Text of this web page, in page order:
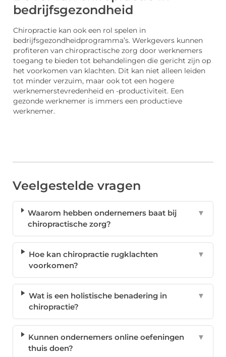
bedrijfsgezondheid
Chiropractie kan ook een rol spelen in
bedrijfsgezondheidprogramma’s. Werkgevers kunnen
profiteren van chiropractische zorg door werknemers
toegang te bieden tot behandelingen die gericht zijn op
het voorkomen van klachten. Dit kan niet alleen leiden
tot minder verzuim, maar ook tot een hogere
werknemerstevredenheid en -productiviteit. Een
gezonde werknemer is immers een productieve
werknemer.
Veelgestelde vragen
Waarom hebben ondernemers baat bij
chiropractische zorg?
▼
Hoe kan chiropractie rugklachten
voorkomen?
▼
Wat is een holistische benadering in
chiropractie?
▼
Kunnen ondernemers online oefeningen
thuis doen?
▼